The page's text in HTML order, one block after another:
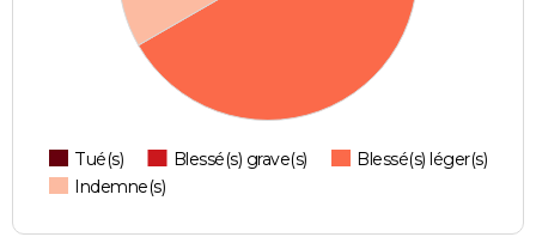
Tué(s) Blessé(s) grave(s)
Blessé(s) léger(s)
Indemne(s)